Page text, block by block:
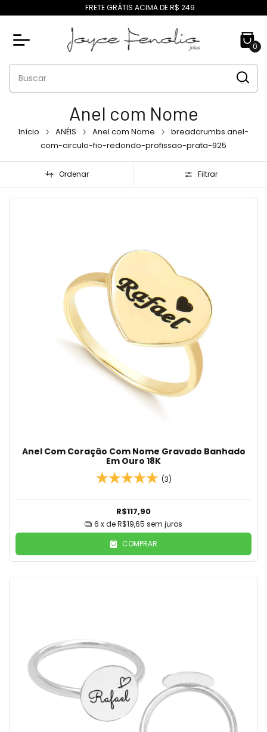
FRETE GRÁTIS ACIMA DE R$ 249
0
Anel com Nome
Início ANÉIS Anel com Nome
breadcrumbs.anel-
com-circulo-fio-redondo-profissao-prata-925
Ordenar Filtrar
Anel Com Coração Com Nome Gravado Banhado
Em Ouro 18K
(3)
R$117,90
6 x deR$19,65 sem juros
COMPRAR